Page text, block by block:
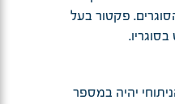
פקטור בעל
יהיה במספר